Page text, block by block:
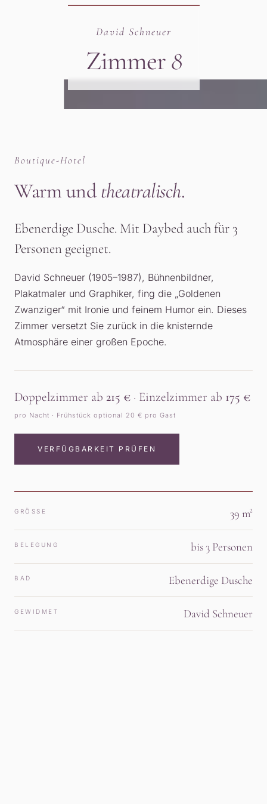
David Schneuer
Zimmer8
Boutique-Hotel
Warm undtheatralisch.
Ebenerdige Dusche. Mit Daybed auch für 3
Personen geeignet.
David Schneuer (1905–1987), Bühnenbildner,
Plakatmaler und Graphiker, fing die „Goldenen
Zwanziger“ mit Ironie und feinem Humor ein. Dieses
Zimmer versetzt Sie zurück in die knisternde
Atmosphäre einer großen Epoche.
Doppelzimmer ab 215 € · Einzelzimmer ab 175 €
pro Nacht · Frühstück optional 20 € pro Gast
VERFÜGBARKEIT PRÜFEN
GRÖSSE 39 m²
BELEGUNG bis 3 Personen
BAD Ebenerdige Dusche
GEWIDMET David Schneuer